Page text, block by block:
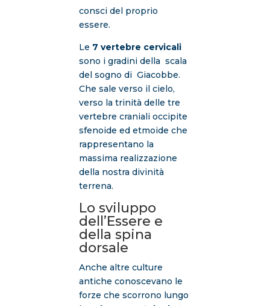
consci del proprio
essere.
Le 7 vertebre cervicali
sono i gradini della scala
del sogno di Giacobbe.
Che sale verso il cielo,
verso la trinità delle tre
vertebre craniali occipite
sfenoide ed etmoide che
rappresentano la
massima realizzazione
della nostra divinità
terrena.
Lo sviluppo
dell’Essere e
della spina
dorsale
Anche altre culture
antiche conoscevano le
forze che scorrono lungo